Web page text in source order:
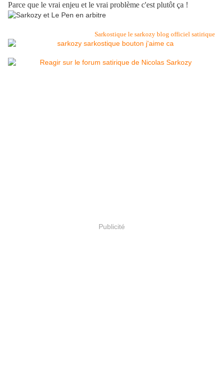
Parce que le vrai enjeu et le vrai problème c'est plutôt ça !
Sarkostique le sarkozy blog officiel satirique
Publicité